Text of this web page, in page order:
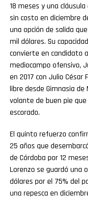
18 meses y una
sin costo en diciembre
una opción de salida
mil dólares. Su
convierte en candidato
mediocampo ofensivo,
en 2017 con Julio
libre desde Gimnasia
volante de buen pie
escorado.
El quinto refuerzo
25 años que
de Córdoba por 12
Lorenzo se guardó una
dólares por el 75% del
una repesca en